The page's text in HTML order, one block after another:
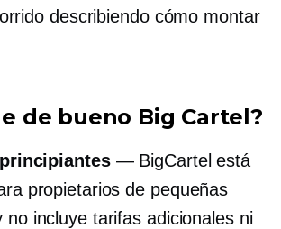
describiendo cómo montar
de bueno Big Cartel?
— BigCartel está
propietarios de pequeñas
no incluye tarifas adicionales ni